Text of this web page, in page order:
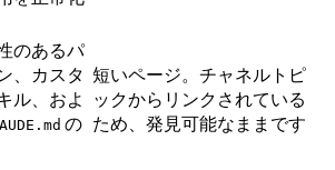
のあるパ
、カスタ
ル、およ
の
短いページ。チャネルトピ
ックからリンクされている
ため、発見可能なままです